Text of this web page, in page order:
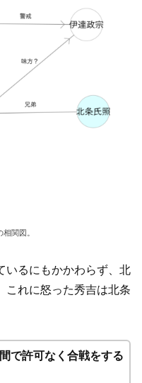
関図。
いるにもかかわらず、北
これに怒った秀吉は北条
で許可なく合戦をする